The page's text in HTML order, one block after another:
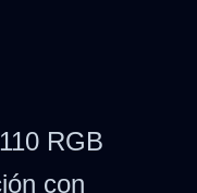
RGB
con